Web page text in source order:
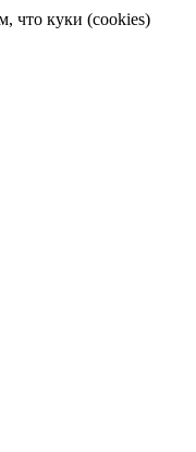
что куки (cookies)